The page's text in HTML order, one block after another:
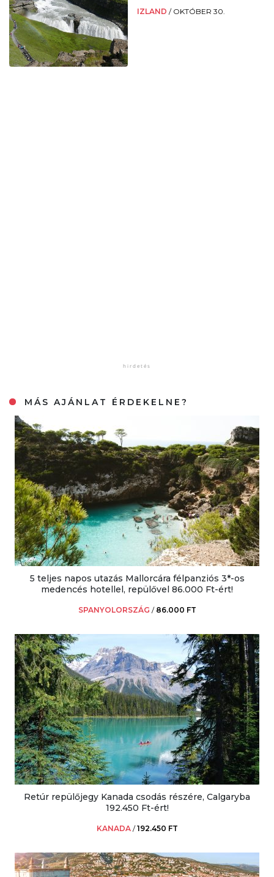
IZLAND / OKTÓBER 30.
MÁS AJÁNLAT ÉRDEKELNE?
5 teljes napos utazás Mallorcára félpanziós 3*-os
medencés hotellel, repülővel 86.000 Ft-ért!
SPANYOLORSZÁG / 86.000 FT
Retúr repülőjegy Kanada csodás részére, Calgaryba
192.450 Ft-ért!
KANADA /192.450 FT